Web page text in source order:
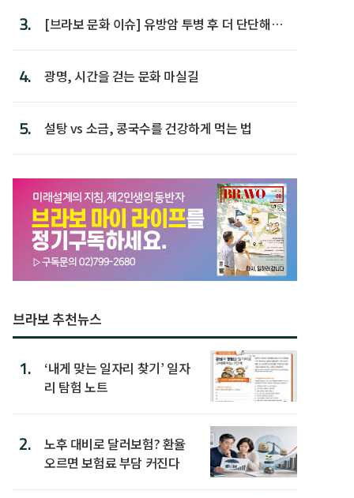
3.
[브라보 문화 이슈] 유방암 투병 후 더 단단해진
4. 광명, 시간을 걷는 문화 마실길
5. 설탕 vs 소금, 콩국수를 건강하게 먹는 법
브라보 추천뉴스
1.
‘내게 맞는 일자리 찾기’ 일자
리 탐험 노트
2.
노후 대비로 달러보험? 환율
오르면 보험료 부담 커진다